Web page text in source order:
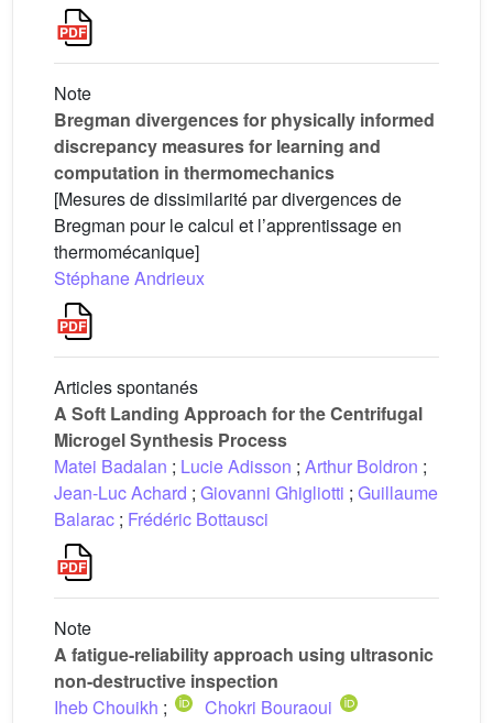
Note
Bregman divergences for physically informed
discrepancy measures for learning and
computation in thermomechanics
[Mesures de dissimilarité par divergences de
Bregman pour le calcul et l’apprentissage en
thermomécanique]
Stéphane Andrieux
Articles spontanés
A Soft Landing Approach for the Centrifugal
Microgel Synthesis Process
Matei Badalan ; Lucie Adisson ; Arthur Boldron ;
Jean-Luc Achard ; Giovanni Ghigliotti ; Guillaume
Balarac ; Frédéric Bottausci
Note
A fatigue-reliability approach using ultrasonic
non-destructive inspection
Iheb Chouikh ; Chokri Bouraoui